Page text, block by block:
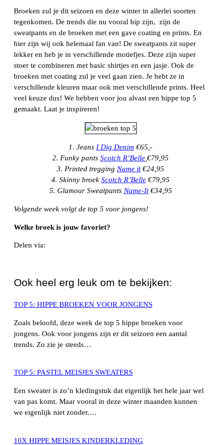
Broeken zul je dit seizoen en deze winter in allerlei soorten
tegenkomen. De trends die nu vooral hip zijn, zijn de
sweatpants en de broeken met een gave coating en prints. En
hier zijn wij ook helemaal fan van! De sweatpants zit super
lekker en heb je in verschillende motiefjes. Deze zijn super
stoer te combineren met basic shirtjes en een jasje. Ook de
broeken met coating zul je veel gaan zien. Je hebt ze in
verschillende kleuren maar ook met verschillende prints. Heel
veel keuze dus! We hebben voor jou alvast een hippe top 5
gemaakt. Laat je inspireren!
1. Jeans I Dig Denim €65,-
2. Funky pants Scotch R’Belle €79,95
3. Printed tregging Name it€24,95
4. Skinny broek Scotch R’Belle €79,95
5. Glamour Sweatpants Name-It€34,95
Volgende week volgt de top 5 voor jongens!
Welke broek is jouw favoriet?
Delen via:
Ook heel erg leuk om te bekijken:
TOP 5: HIPPE BROEKEN VOOR JONGENS
Zoals beloofd, deze week de top 5 hippe broeken voor
jongens. Ook voor jongens zijn er dit seizoen een aantal
trends. Zo zie je steeds…
TOP 5: PASTEL MEISJES SWEATERS
Een sweater is zo’n kledingstuk dat eigenlijk het hele jaar wel
van pas komt. Maar vooral in deze winter maanden kunnen
we eigenlijk niet zonder.…
10X HIPPE MEISJES KINDERKLEDING